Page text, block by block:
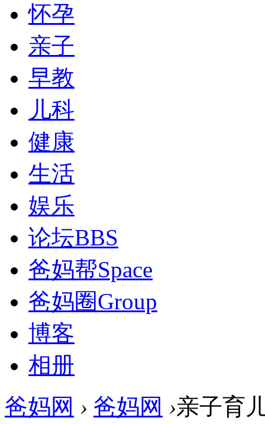
怀孕
亲子
早教
儿科
健康
生活
娱乐
论坛BBS
爸妈帮Space
爸妈圈Group
博客
相册
爸妈网 › 爸妈网 ›亲子育